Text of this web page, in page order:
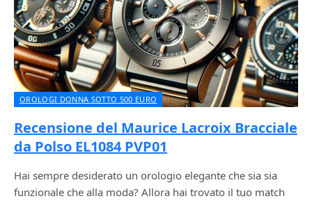
OROLOGI DONNA SOTTO 500 EURO
Recensione del Maurice Lacroix Bracciale
da Polso EL1084 PVP01
Hai sempre desiderato un orologio elegante che sia sia
funzionale che alla moda? Allora hai trovato il tuo match